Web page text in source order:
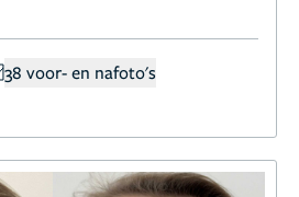
38 voor- en nafoto's